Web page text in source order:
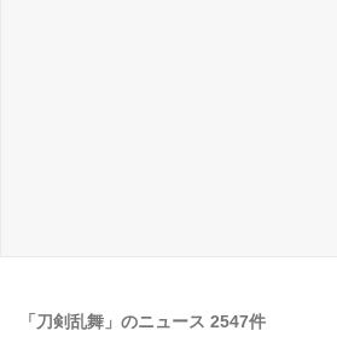
「刀剣乱舞」のニュース 2547件